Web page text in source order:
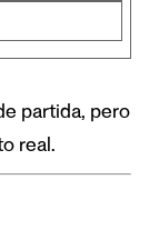
partida, pero
real.